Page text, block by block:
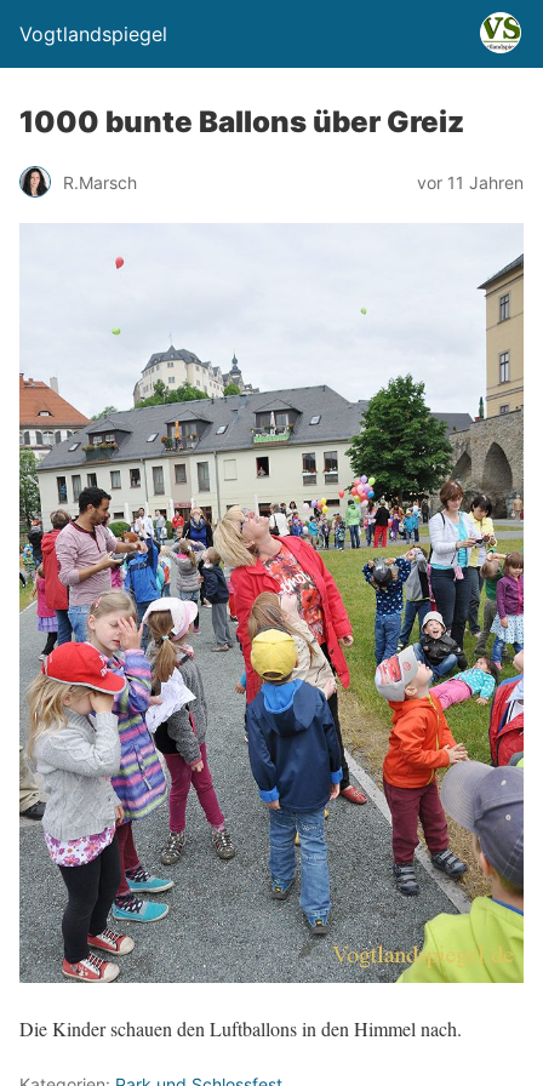
Vogtlandspiegel
1000 bunte Ballons über Greiz
R.Marsch vor 11 Jahren
Die Kinder schauen den Luftballons in den Himmel nach.